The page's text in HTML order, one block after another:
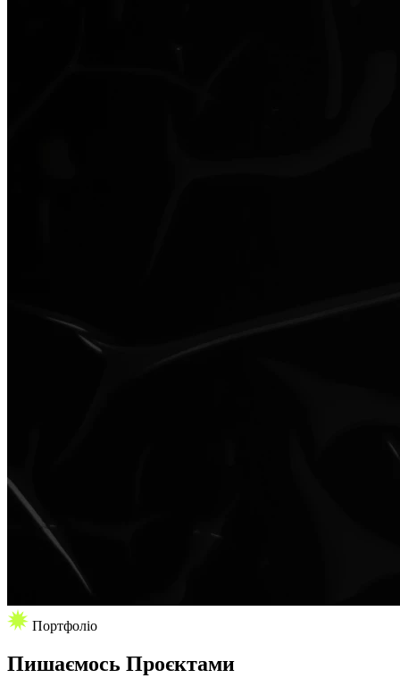
Портфоліо
Пишаємось Проєктами